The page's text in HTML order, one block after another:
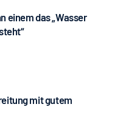
einem das „Wasser
mit gutem